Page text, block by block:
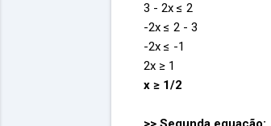
3 - 2x ≤ 2
-2x ≤ 2 - 3
-2x ≤ -1
2x ≥ 1
x ≥ 1/2